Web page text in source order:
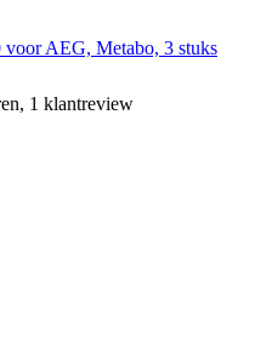
AEG, Metabo, 3 stuks
1 klantreview